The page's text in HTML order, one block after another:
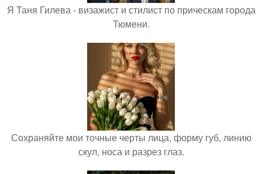
Я Таня Гилева - визажист и стилист по прическам города
Тюмени.
Сохраняйте мои точные черты лица, форму губ, линию
скул, носа и разрез глаз.